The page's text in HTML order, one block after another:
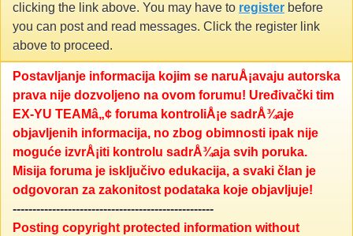
clicking the link above. You may have to register before
you can post and read messages. Click the register link
above to proceed.
Postavljanje informacija kojim se naruÅ¡avaju autorska
prava nije dozvoljeno na ovom forumu! Uređivački tim
EX-YU TEAMâ„¢ foruma kontroliÅ¡e sadrÅ¾aje
objavljenih informacija, no zbog obimnosti ipak nije
moguće izvrÅ¡iti kontrolu sadrÅ¾aja svih poruka.
Misija foruma je isključivo edukacija, a svaki član je
odgovoran za zakonitost podataka koje objavljuje!
---------------------------------------------------
Posting copyright protected information without